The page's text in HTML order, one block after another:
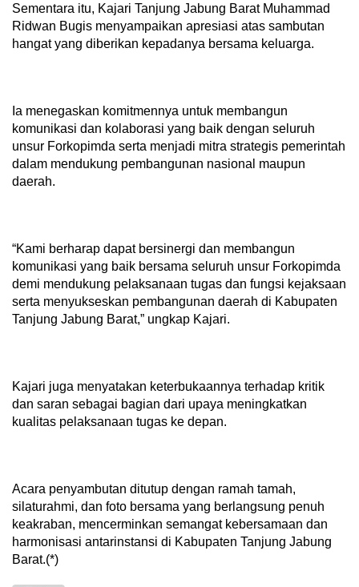
Sementara itu, Kajari Tanjung Jabung Barat Muhammad
Ridwan Bugis menyampaikan apresiasi atas sambutan
hangat yang diberikan kepadanya bersama keluarga.
Ia menegaskan komitmennya untuk membangun
komunikasi dan kolaborasi yang baik dengan seluruh
unsur Forkopimda serta menjadi mitra strategis pemerintah
dalam mendukung pembangunan nasional maupun
daerah.
“Kami berharap dapat bersinergi dan membangun
komunikasi yang baik bersama seluruh unsur Forkopimda
demi mendukung pelaksanaan tugas dan fungsi kejaksaan
serta menyukseskan pembangunan daerah di Kabupaten
Tanjung Jabung Barat,” ungkap Kajari.
Kajari juga menyatakan keterbukaannya terhadap kritik
dan saran sebagai bagian dari upaya meningkatkan
kualitas pelaksanaan tugas ke depan.
Acara penyambutan ditutup dengan ramah tamah,
silaturahmi, dan foto bersama yang berlangsung penuh
keakraban, mencerminkan semangat kebersamaan dan
harmonisasi antarinstansi di Kabupaten Tanjung Jabung
Barat.(*)